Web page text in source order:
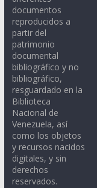
documentos
reproducidos a
partir del
patrimonio
documental
bibliográfico y no
bibliográfico,
resguardado en la
Biblioteca
Nacional de
Venezuela, así
como los objetos
y recursos nacidos
digitales, y sin
derechos
reservados.